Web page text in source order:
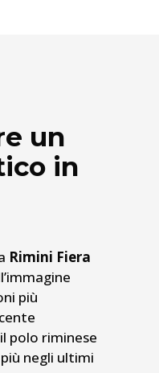
un
in
Rimini Fiera
più
polo riminese
negli ultimi